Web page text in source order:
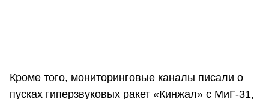
Кроме того, мониторинговые каналы писали о
пусках гиперзвуковых ракет «Кинжал» с МиГ-31,